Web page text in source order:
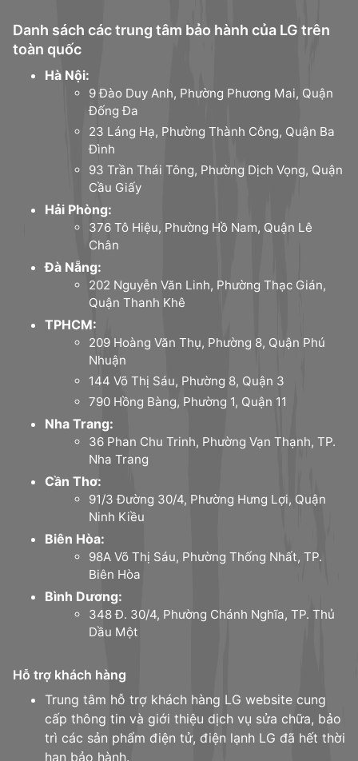
Danh sách các trung tâm bảo hành của LG trên
toàn quốc
Hà Nội:
9 Đào Duy Anh, Phường Phương Mai, Quận
Đống Đa
23 Láng Hạ, Phường Thành Công, Quận Ba
Đình
93 Trần Thái Tông, Phường Dịch Vọng, Quận
Cầu Giấy
Hải Phòng:
376 Tô Hiệu, Phường Hồ Nam, Quận Lê
Chân
Đà Nẵng:
202 Nguyễn Văn Linh, Phường Thạc Gián,
Quận Thanh Khê
TPHCM:
209 Hoàng Văn Thụ, Phường 8, Quận Phú
Nhuận
144 Võ Thị Sáu, Phường 8, Quận 3
790 Hồng Bàng, Phường 1, Quận 11
Nha Trang:
36 Phan Chu Trinh, Phường Vạn Thạnh, TP.
Nha Trang
Cần Thơ:
91/3 Đường 30/4, Phường Hưng Lợi, Quận
Ninh Kiều
Biên Hòa:
98A Võ Thị Sáu, Phường Thống Nhất, TP.
Biên Hòa
Bình Dương:
348 Đ. 30/4, Phường Chánh Nghĩa, TP. Thủ
Dầu Một
Hỗ trợ khách hàng
Trung tâm hỗ trợ khách hàng LG website cung
cấp thông tin và giới thiệu dịch vụ sửa chữa, bảo
trì các sản phẩm điện tử, điện lạnh LG đã hết thời
hạn bảo hành.